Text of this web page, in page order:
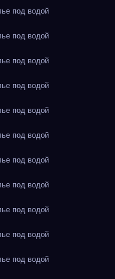
под водой
под водой
под водой
под водой
под водой
под водой
под водой
под водой
под водой
под водой
под водой